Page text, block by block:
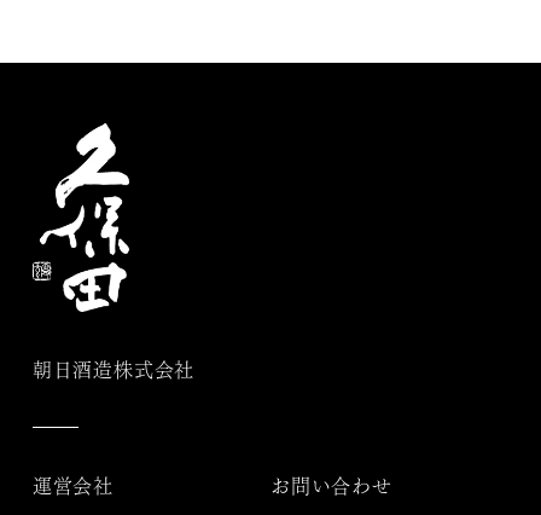
朝日酒造株式会社
運営会社 お問い合わせ